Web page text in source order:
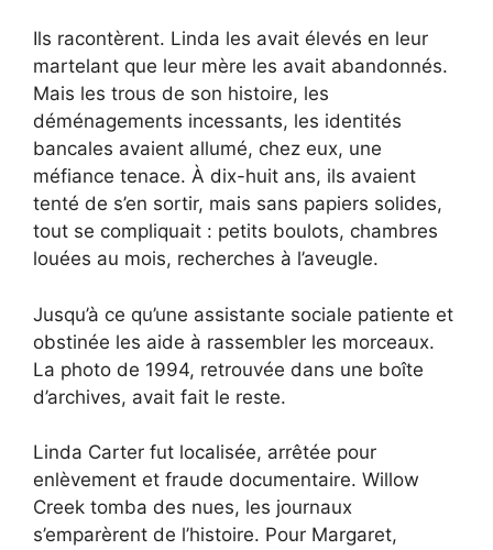
Ils racontèrent. Linda les avait élevés en leur
martelant que leur mère les avait abandonnés.
Mais les trous de son histoire, les
déménagements incessants, les identités
bancales avaient allumé, chez eux, une
méfiance tenace. À dix-huit ans, ils avaient
tenté de s’en sortir, mais sans papiers solides,
tout se compliquait : petits boulots, chambres
louées au mois, recherches à l’aveugle.
Jusqu’à ce qu’une assistante sociale patiente et
obstinée les aide à rassembler les morceaux.
La photo de 1994, retrouvée dans une boîte
d’archives, avait fait le reste.
Linda Carter fut localisée, arrêtée pour
enlèvement et fraude documentaire. Willow
Creek tomba des nues, les journaux
s’emparèrent de l’histoire. Pour Margaret,